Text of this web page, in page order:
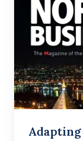
Software
Development